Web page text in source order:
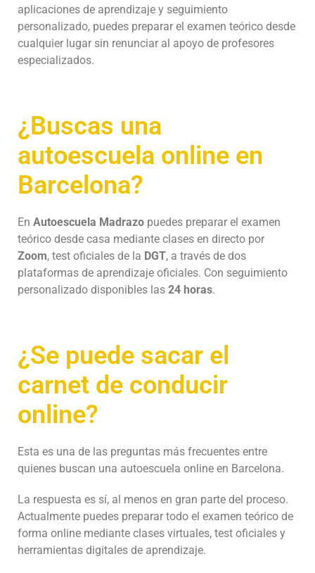
aplicaciones de aprendizaje y seguimiento
personalizado, puedes preparar el examen teórico desde
cualquier lugar sin renunciar al apoyo de profesores
especializados.
¿Buscas una
autoescuela online en
Barcelona?
En Autoescuela Madrazo puedes preparar el examen
teórico desde casa mediante clases en directo por
Zoom, test oficiales de la DGT, a través de dos
plataformas de aprendizaje oficiales. Con seguimiento
personalizado disponibles las 24 horas.
¿Se puede sacar el
carnet de conducir
online?
Esta es una de las preguntas más frecuentes entre
quienes buscan una autoescuela online en Barcelona.
La respuesta es sí, al menos en gran parte del proceso.
Actualmente puedes preparar todo el examen teórico de
forma online mediante clases virtuales, test oficiales y
herramientas digitales de aprendizaje.